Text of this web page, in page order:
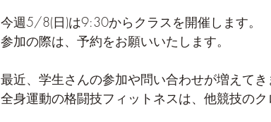
今週5/8(日)は9:30からクラスを開催します。
参加の際は、予約をお願いいたします。
最近、学生さんの参加や問い合わせが増えてき
全身運動の格闘技フィットネスは、他競技の